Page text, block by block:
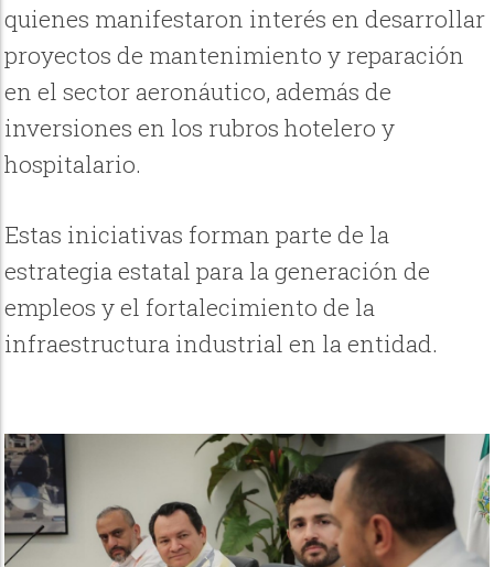
quienes manifestaron interés en desarrollar
proyectos de mantenimiento y reparación
en el sector aeronáutico, además de
inversiones en los rubros hotelero y
hospitalario.
Estas iniciativas forman parte de la
estrategia estatal para la generación de
empleos y el fortalecimiento de la
infraestructura industrial en la entidad.